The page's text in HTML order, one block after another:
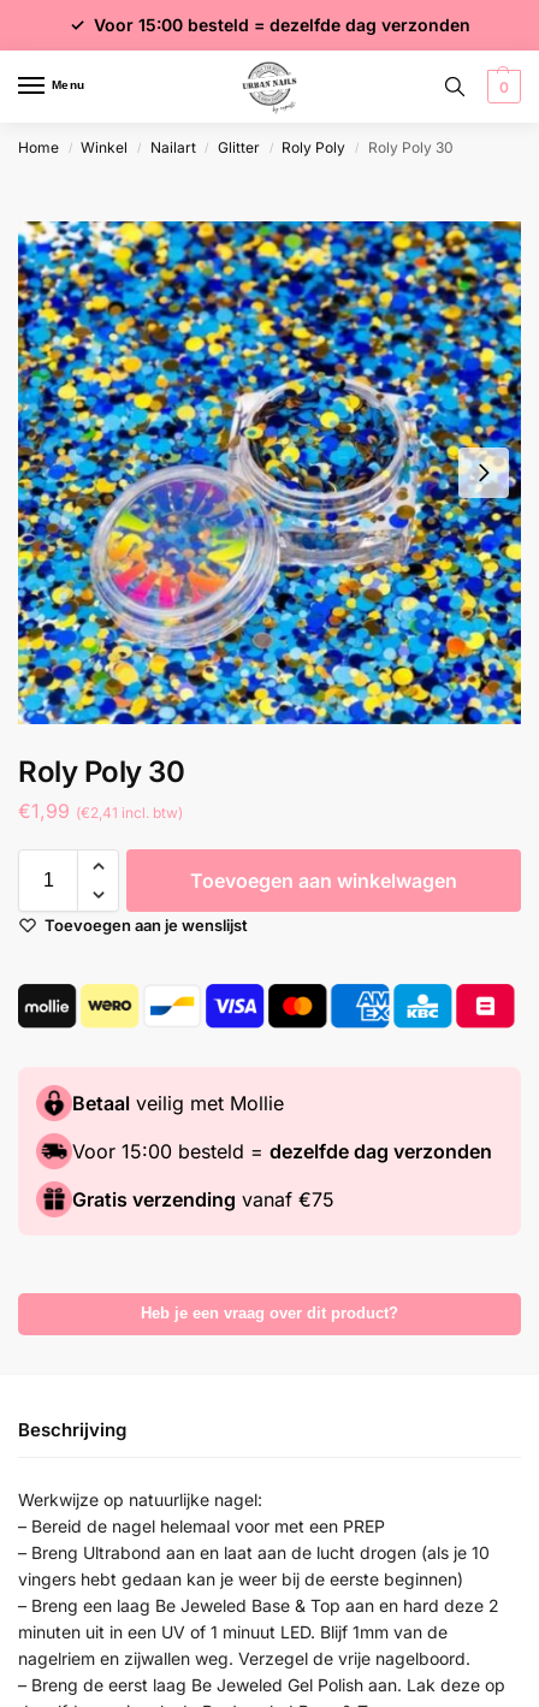
✓ Gratis verzending vanaf €75 excl. btw
✓ Voor 15:00 besteld = dezelfde dag verzonden
✓ Meer dan 4000 producten
Menu 0
Home / Winkel / Nailart / Glitter / Roly Poly / Roly Poly 30
Roly Poly 30
€1,99 (€2,41 incl. btw)
Toevoegen aan winkelwagen
Toevoegen aan je wenslijst
Betaal veilig met Mollie
Voor 15:00 besteld = dezelfde dag verzonden
Gratis verzending vanaf €75
Heb je een vraag over dit product?
Beschrijving
Werkwijze op natuurlijke nagel:
– Bereid de nagel helemaal voor met een PREP
– Breng Ultrabond aan en laat aan de lucht drogen (als je 10
vingers hebt gedaan kan je weer bij de eerste beginnen)
– Breng een laag Be Jeweled Base & Top aan en hard deze 2
minuten uit in een UV of 1 minuut LED. Blijf 1mm van de
nagelriem en zijwallen weg. Verzegel de vrije nagelboord.
– Breng de eerst laag Be Jeweled Gel Polish aan. Lak deze op